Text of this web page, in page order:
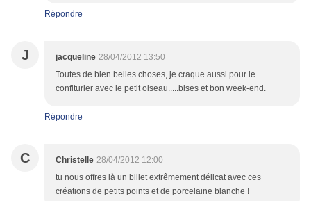
Répondre
J jacqueline 28/04/2012 13:50
Toutes de bien belles choses, je craque aussi pour le
confiturier avec le petit oiseau.....bises et bon week-end.
Répondre
C Christelle 28/04/2012 12:00
tu nous offres là un billet extrêmement délicat avec ces
créations de petits points et de porcelaine blanche !